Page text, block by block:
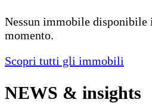
Nessun immobile disponibile
momento.
Scopri tutti gli immobili
NEWS & insights